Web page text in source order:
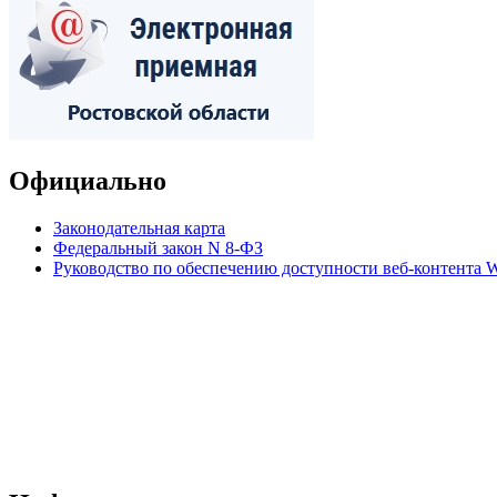
Официально
Законодательная карта
Федеральный закон N 8-ФЗ
Руководство по обеспечению доступности веб-контента